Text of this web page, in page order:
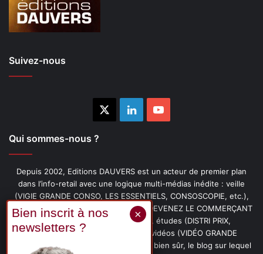
Suivez-nous
LinkedinYouTube
Qui sommes-nous ?
Depuis 2002, Editions DAUVERS est un acteur de premier plan
dans l’info-retail avec une logique multi-médias inédite : veille
(VIGIE GRANDE CONSO, LES ESSENTIELS, CONSOSCOPIE, etc.),
livres (PENSER-CLIENT, IMAGE-PRIX, DEVENEZ LE COMMERÇANT
PRÉFÉRÉ DE VOS CLIENTS, etc.), études (DISTRI PRIX,
PROMOFLASH, DRIVE INSIGHTS), vidéos (VIDÉO GRANDE
CONSO), podcasts (CAFÉ CONSO) et, bien sûr, le blog sur lequel